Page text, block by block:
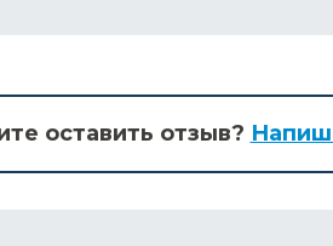
оставить отзыв?